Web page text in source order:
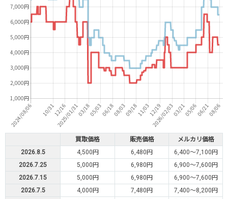
買取価格 販売価格
メルカリ価格
2026.8.5
4,500円 6,480円
6,400～7,100円
2026.7.25
5,000円 6,980円
6,900～7,600円
2026.7.15
5,000円 6,980円
6,900～7,600円
2026.7.5
4,000円 7,480円
7,400～8,200円